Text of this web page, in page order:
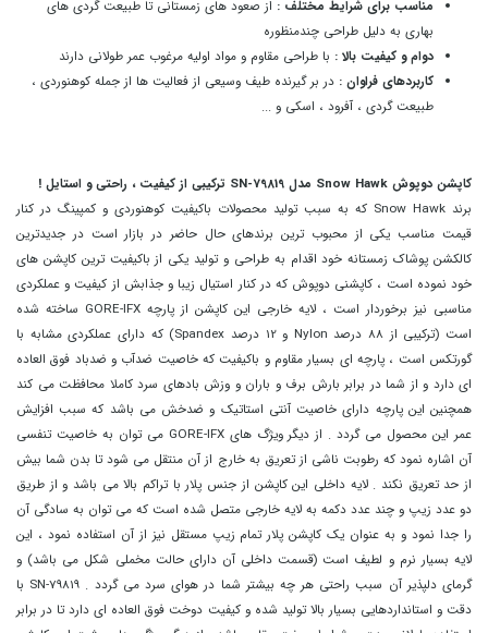
مناسب برای شرایط مختلف : از صعود های زمستانی تا طبیعت گردی های
بهاری به دلیل طراحی چندمنظوره
دوام و کیفیت بالا : با طراحی مقاوم و مواد اولیه مرغوب عمر طولانی دارند
کاربردهای فراوان : در بر گیرنده طیف وسیعی از فعالیت ها از جمله کوهنوردی ،
طبیعت گردی ، آفرود ، اسکی و ...
کاپشن دوپوش Snow Hawk مدل SN-79819
ترکیبی از کیفیت ، راحتی و استایل !
برند Snow Hawk که به سبب تولید محصولات باکیفیت کوهنوردی و کمپینگ در کنار
قیمت مناسب یکی از محبوب ترین برندهای حال حاضر در بازار است در جدیدترین
کالکشن پوشاک زمستانه خود اقدام به طراحی و تولید یکی از باکیفیت ترین کاپشن های
خود نموده است ، کاپشنی دوپوش که در کنار استیال زیبا و جذابش از کیفیت و عملکردی
مناسبی نیز برخوردار است ، لایه خارجی این کاپشن از پارچه GORE-IFX ساخته شده
است (ترکیبی از 88 درصد Nylon و 12 درصد Spandex) که دارای عملکردی مشابه با
گورتکس است ، پارچه ای بسیار مقاوم و باکیفیت که خاصیت ضدآب و ضدباد فوق العاده
ای دارد و از شما در برابر بارش برف و باران و وزش بادهای سرد کاملا محافظت می کند
همچنین این پارچه دارای خاصیت آنتی استاتیک و ضدخش می باشد که سبب افزایش
عمر این محصول می گردد . از دیگر ویژگ های GORE-IFX می توان به خاصیت تنفسی
آن اشاره نمود که رطوبت ناشی از تعریق به خارج از آن منتقل می شود تا بدن شما بیش
از حد تعریق نکند . لایه داخلی این کاپشن از جنس پلار با تراکم بالا می باشد و از طریق
دو عدد زیپ و چند عدد دکمه به لایه خارجی متصل شده است که می توان به سادگی آن
را جدا نمود و به عنوان یک کاپشن پلار تمام زیپ مستقل نیز از آن استفاده نمود ، این
لایه بسیار نرم و لطیف است (قسمت داخلی آن دارای حالت مخملی شکل می باشد) و
گرمای دلپذیر آن سبب راحتی هر چه بیشتر شما در هوای سرد می گردد . SN-79819 با
دقت و استانداردهایی بسیار بالا تولید شده و کیفیت دوخت فوق العاده ای دارد تا در برابر